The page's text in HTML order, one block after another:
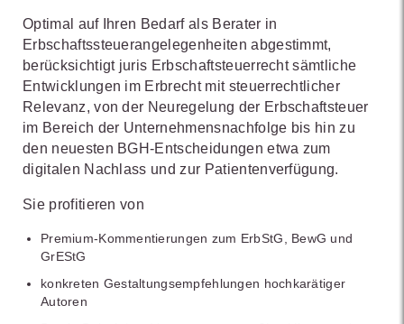
Optimal auf Ihren Bedarf als Berater in
Erbschaftssteuerangelegenheiten abgestimmt,
berücksichtigt juris Erbschaftsteuerrecht sämtliche
Entwicklungen im Erbrecht mit steuerrechtlicher
Relevanz, von der Neuregelung der Erbschaftsteuer
im Bereich der Unternehmensnachfolge bis hin zu
den neuesten BGH-Entscheidungen etwa zum
digitalen Nachlass und zur Patientenverfügung.
Sie profitieren von
Premium-Kommentierungen zum ErbStG, BewG und
GrEStG
konkreten Gestaltungsempfehlungen hochkarätiger
Autoren